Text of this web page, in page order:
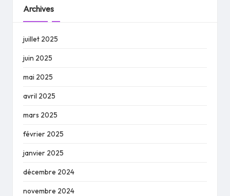
Archives
juillet 2025
juin 2025
mai 2025
avril 2025
mars 2025
février 2025
janvier 2025
décembre 2024
novembre 2024